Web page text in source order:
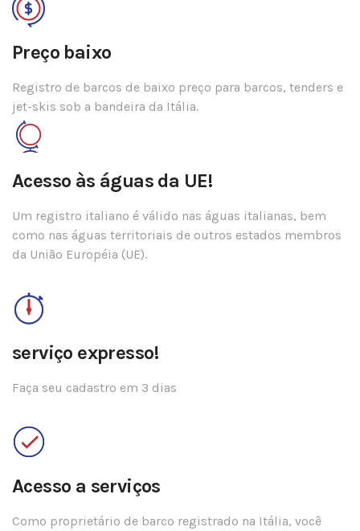
Preço baixo
Registro de barcos de baixo preço para barcos, tenders e
jet-skis sob a bandeira da Itália.
Acesso às águas da UE!
Um registro italiano é válido nas águas italianas, bem
como nas águas territoriais de outros estados membros
da União Européia (UE).
serviço expresso!
Faça seu cadastro em 3 dias
Acesso a serviços
Como proprietário de barco registrado na Itália, você